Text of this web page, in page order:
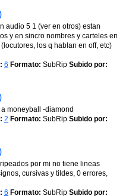
audio 5 1 (ver en otros) estan
y en sincro nombres y carteles en
los q hablan en off, etc)
6 Formato: SubRip Subido por:
moneyball -diamond
2 Formato: SubRip Subido por:
por mi no tiene lineas
cursivas y tildes, 0 errores,
6 Formato: SubRip Subido por: